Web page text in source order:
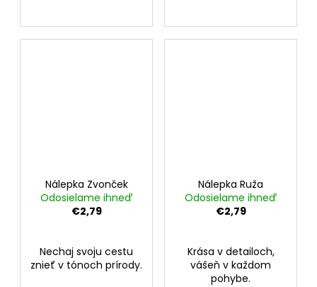
Nálepka Zvonček
Odosielame ihneď
€2,79
Nechaj svoju cestu
znieť v tónoch prírody.
Nálepka Ruža
Odosielame ihneď
€2,79
Krása v detailoch,
vášeň v každom
pohybe.